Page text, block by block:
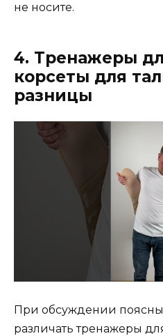
не носите.
4. Тренажеры
корсеты для
разницы
При обсуждении
различать тренажеры